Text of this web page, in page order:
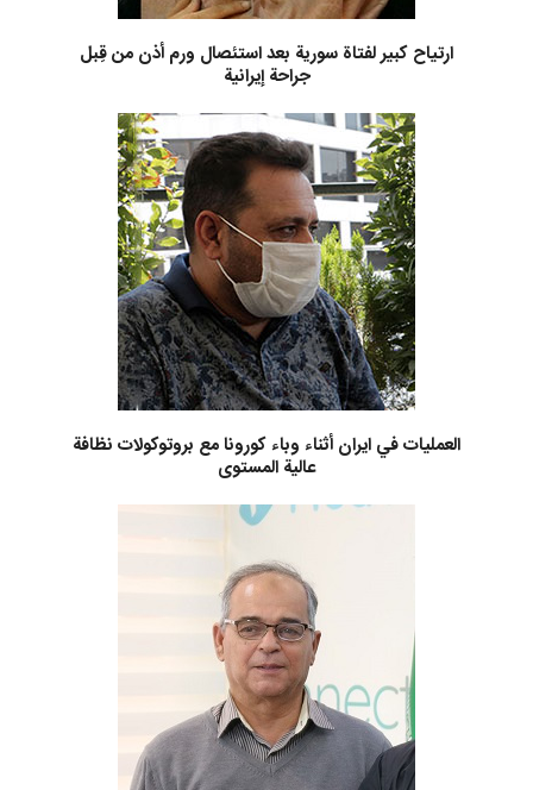
ارتياح كبير لفتاة سورية بعد استئصال ورم أذن من قِبل
جراحة إيرانية
العمليات في ايران أثناء وباء كورونا مع بروتوكولات نظافة
عالية المستوى